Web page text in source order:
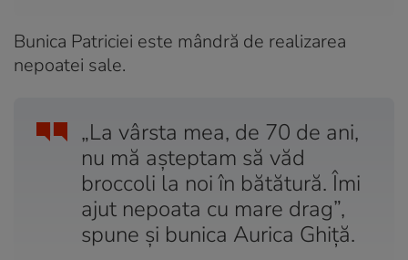
Bunica Patriciei este mândră de realizarea
nepoatei sale.
„La vârsta mea, de 70 de ani,
nu mă aşteptam să văd
broccoli la noi în bătătură. Îmi
ajut nepoata cu mare drag”,
spune şi bunica Aurica Ghiţă.